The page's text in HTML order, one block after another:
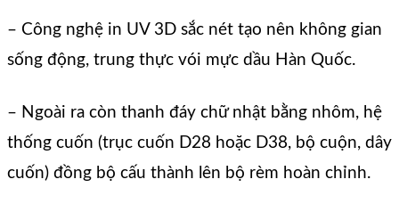
– Công nghệ in UV 3D sắc nét tạo nên không gian
sống động, trung thực vói mực dầu Hàn Quốc.
– Ngoài ra còn thanh đáy chữ nhật bằng nhôm, hệ
thống cuốn (trục cuốn D28 hoặc D38, bộ cuộn, dây
cuốn) đồng bộ cấu thành lên bộ rèm hoàn chỉnh.